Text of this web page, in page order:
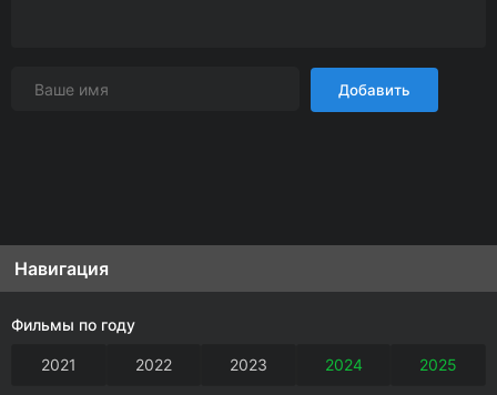
Добавить
Навигация
Фильмы по году
2021 2022 2023 2024 2025